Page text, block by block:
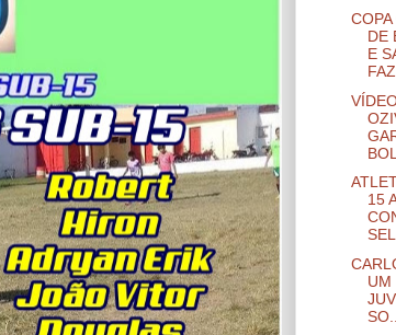
DE
E
15
UM
SO...